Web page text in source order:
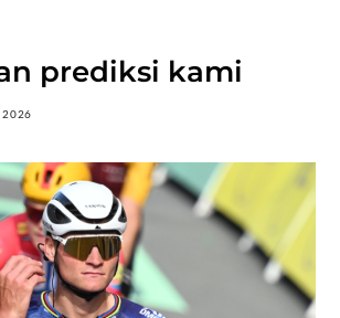
prediksi kami
2026